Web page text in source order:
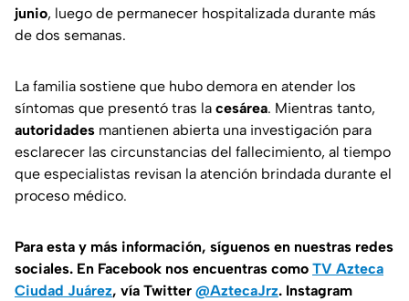
junio, luego de permanecer hospitalizada durante más
de dos semanas.
La familia sostiene que hubo demora en atender los
síntomas que presentó tras la cesárea. Mientras tanto,
autoridades mantienen abierta una investigación para
esclarecer las circunstancias del fallecimiento, al tiempo
que especialistas revisan la atención brindada durante el
proceso médico.
Para esta y más información, síguenos en nuestras redes
sociales. En Facebook nos encuentras como TV Azteca
Ciudad Juárez, vía Twitter @AztecaJrz. Instagram